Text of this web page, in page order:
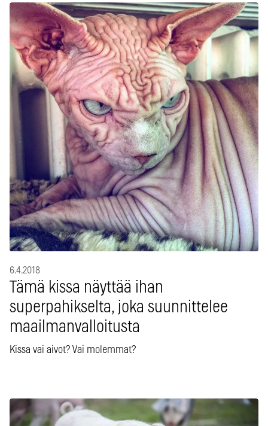
6.4.2018
Tämä kissa näyttää ihan
superpahikselta, joka suunnittelee
maailmanvalloitusta
Kissa vai aivot? Vai molemmat?